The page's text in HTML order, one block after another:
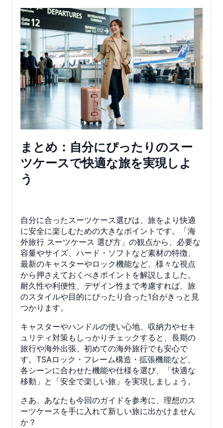
まとめ：自分にぴったりのスー
ツケースで快適な旅を実現しよ
う
自分に合ったスーツケース選びは、旅をより快適
に安全に楽しむための大きなポイントです。「海
外旅行 スーツケース 選び方」の観点から、必要な
容量やサイズ、ハード・ソフトなど素材の特徴、
最新のキャスターやロック機能など、様々な視点
から押さえておくべきポイントを解説しました。
耐久性や利便性、デザイン性まで考慮すれば、旅
のスタイルや目的にぴったり合った1台がきっと見
つかります。
キャスターやハンドルの使い心地、収納力やセキ
ュリティ対策もしっかりチェックすると、長期の
旅行や海外出張、初めての海外旅行でも安心で
す。TSAロック・フレーム構造・拡張機能など、
各シーンに合わせた機能や仕様を選び、「快適な
移動」と「安全で楽しい旅」を実現しましょう。
さあ、あなたも今回のガイドを参考に、理想のス
ーツケースを手に入れて新しい旅に出かけません
か？